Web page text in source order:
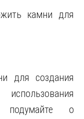
камни для
для создания
подумайте о